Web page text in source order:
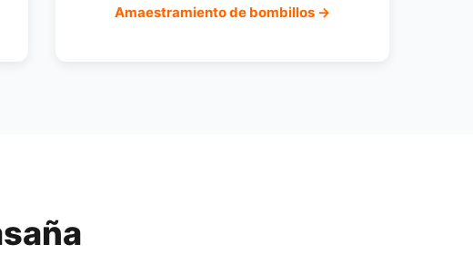
Amaestramiento de bombillos →